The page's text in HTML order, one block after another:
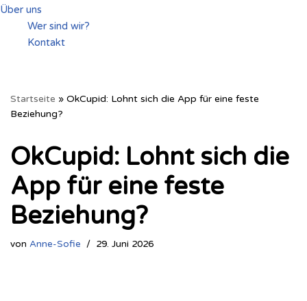
Über uns
Wer sind wir?
Kontakt
Startseite » OkCupid: Lohnt sich die App für eine feste
Beziehung?
OkCupid: Lohnt sich die
App für eine feste
Beziehung?
von Anne-Sofie 29. Juni 2026